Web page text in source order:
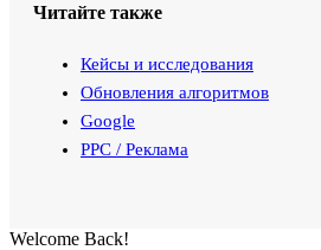
Читайте также
Кейсы и исследования
Обновления алгоритмов
Google
PPC / Реклама
Welcome Back!